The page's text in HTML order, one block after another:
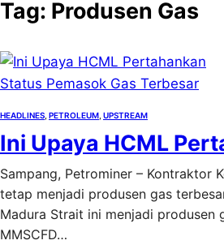
Tag: Produsen Gas
HEADLINES PETROLEUM UPSTREAM
Ini Upaya HCML
Sampang, Petrominer – Kontraktor
tetap menjadi produsen gas
Madura Strait ini menjadi produsen
MMSCFD…